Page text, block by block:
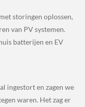
storingen oplossen,
van PV systemen.
batterijen en EV
ingestort en zagen we
waren. Het zag er